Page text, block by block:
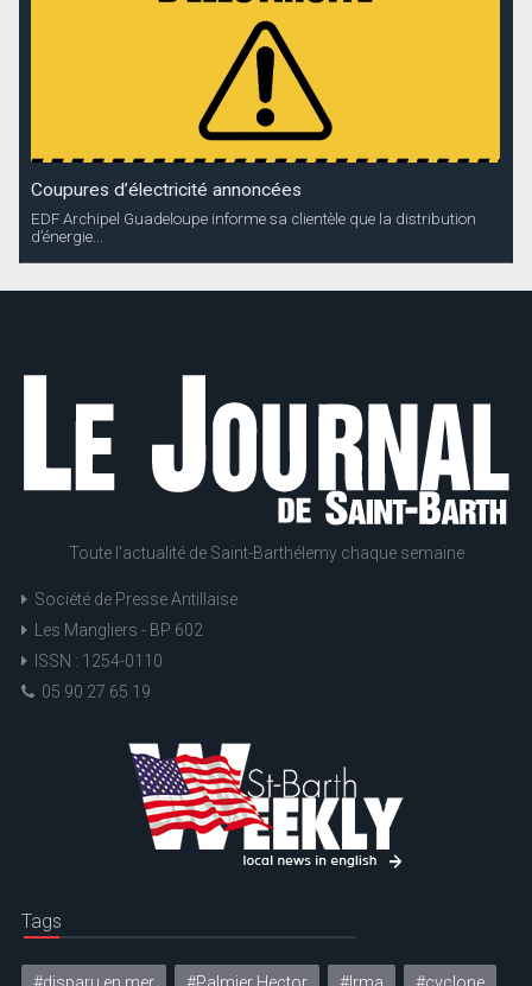
Coupures d’électricité annoncées
EDF Archipel Guadeloupe informe sa clientèle que la distribution
d’énergie...
Toute l'actualité de Saint-Barthélemy chaque semaine
Société de Presse Antillaise
Les Mangliers - BP 602
ISSN : 1254-0110
05 90 27 65 19
Tags